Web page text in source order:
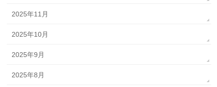
2025年11月
2025年10月
2025年9月
2025年8月